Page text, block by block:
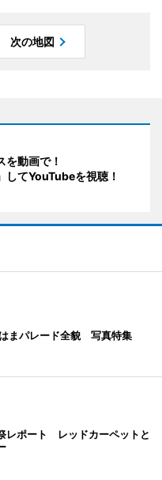
次の地図
を動画で！
してYouTubeを視聴！
まパレード全貌 写真特集
レポート レッドカーペットと